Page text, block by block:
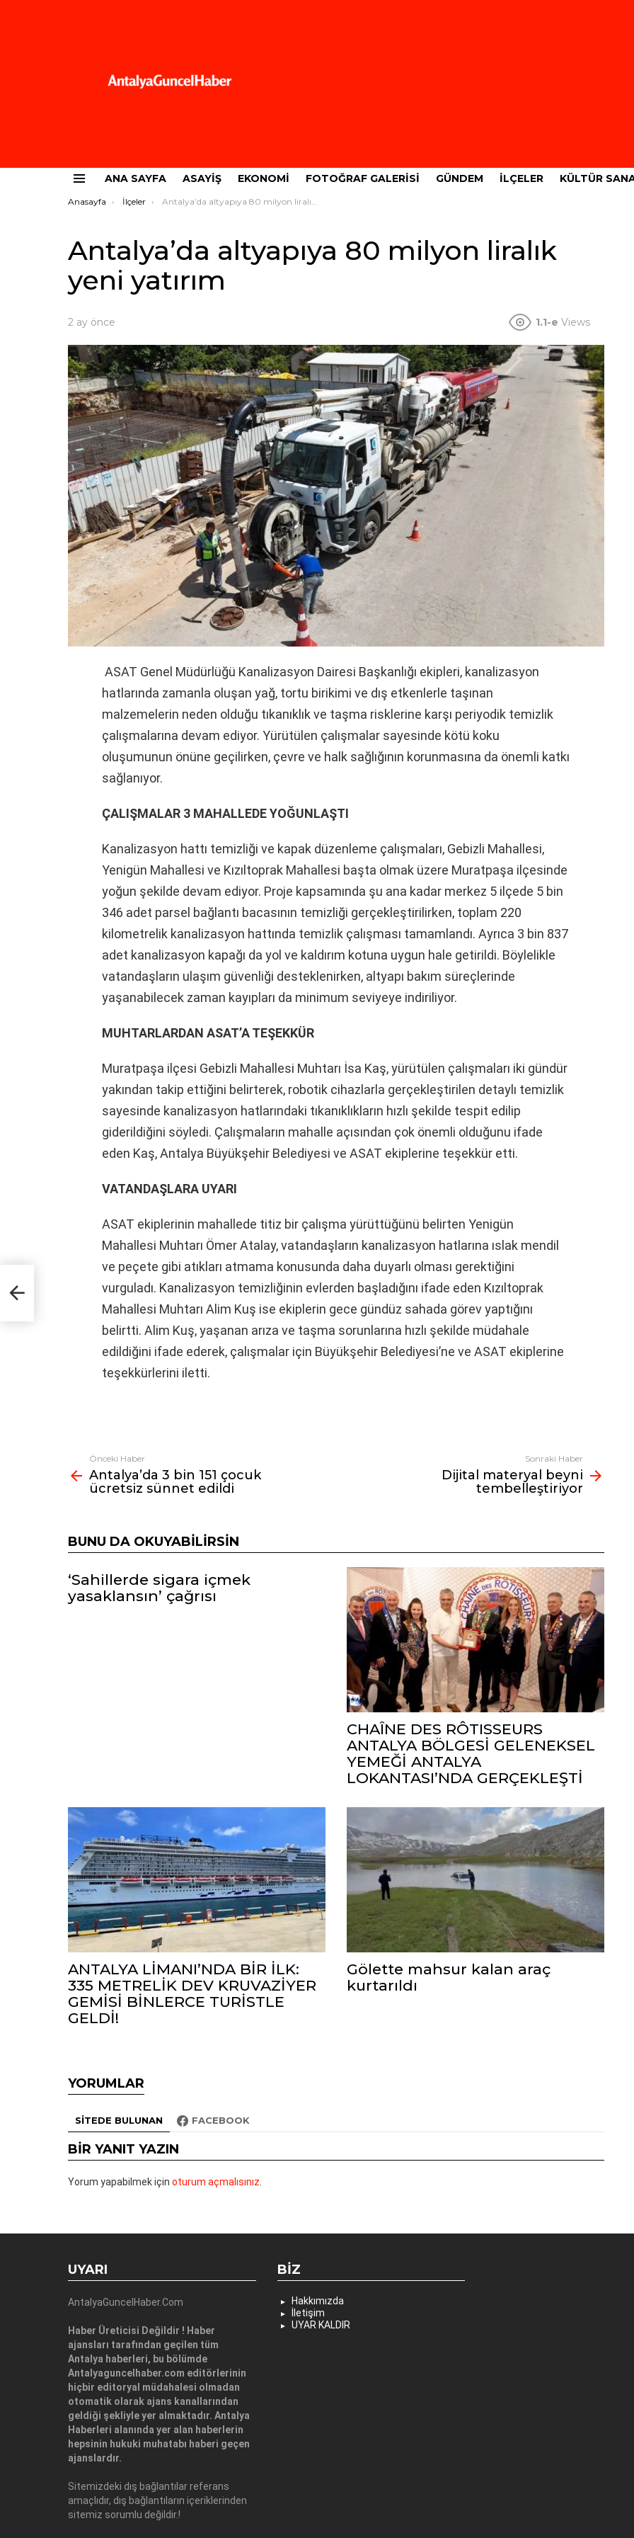
ANA SAYFA ASAYIŞ EKONOMI FOTOĞRAF GALERISI GÜNDEM İLÇELER KÜLTÜR
Buradasınız:
Anasayfa İlçeler Antalya’da altyapıya 80 milyon liralık yeni yatırım
Antalya’da altyapıya 80 milyon liralık
yeni yatırım
2 ay önce 1.1-e Views
ASAT Genel Müdürlüğü Kanalizasyon Dairesi Başkanlığı ekipleri, kanalizasyon
hatlarında zamanla oluşan yağ, tortu birikimi ve dış etkenlerle taşınan
malzemelerin neden olduğu tıkanıklık ve taşma risklerine karşı periyodik temizlik
çalışmalarına devam ediyor. Yürütülen çalışmalar sayesinde kötü koku
oluşumunun önüne geçilirken, çevre ve halk sağlığının korunmasına da önemli katkı
sağlanıyor.
ÇALIŞMALAR 3 MAHALLEDE YOĞUNLAŞTI
Kanalizasyon hattı temizliği ve kapak düzenleme çalışmaları, Gebizli Mahallesi,
Yenigün Mahallesi ve Kızıltoprak Mahallesi başta olmak üzere Muratpaşa ilçesinde
yoğun şekilde devam ediyor. Proje kapsamında şu ana kadar merkez 5 ilçede 5 bin
346 adet parsel bağlantı bacasının temizliği gerçekleştirilirken, toplam 220
kilometrelik kanalizasyon hattında temizlik çalışması tamamlandı. Ayrıca 3 bin 837
adet kanalizasyon kapağı da yol ve kaldırım kotuna uygun hale getirildi. Böylelikle
vatandaşların ulaşım güvenliği desteklenirken, altyapı bakım süreçlerinde
yaşanabilecek zaman kayıpları da minimum seviyeye indiriliyor.
MUHTARLARDAN ASAT’A TEŞEKKÜR
Muratpaşa ilçesi Gebizli Mahallesi Muhtarı İsa Kaş, yürütülen çalışmaları iki gündür
yakından takip ettiğini belirterek, robotik cihazlarla gerçekleştirilen detaylı temizlik
sayesinde kanalizasyon hatlarındaki tıkanıklıkların hızlı şekilde tespit edilip
giderildiğini söyledi. Çalışmaların mahalle açısından çok önemli olduğunu ifade
eden Kaş, Antalya Büyükşehir Belediyesi ve ASAT ekiplerine teşekkür etti.
VATANDAŞLARA UYARI
ASAT ekiplerinin mahallede titiz bir çalışma yürüttüğünü belirten Yenigün
Mahallesi Muhtarı Ömer Atalay, vatandaşların kanalizasyon hatlarına ıslak mendil
ve peçete gibi atıkları atmama konusunda daha duyarlı olması gerektiğini
vurguladı. Kanalizasyon temizliğinin evlerden başladığını ifade eden Kızıltoprak
Mahallesi Muhtarı Alim Kuş ise ekiplerin gece gündüz sahada görev yaptığını
belirtti. Alim Kuş, yaşanan arıza ve taşma sorunlarına hızlı şekilde müdahale
edildiğini ifade ederek, çalışmalar için Büyükşehir Belediyesi’ne ve ASAT ekiplerine
teşekkürlerini iletti.
Fazlasına
bak
Önceki Haber
Antalya’da 3 bin 151 çocuk
ücretsiz sünnet edildi
Sonraki Haber
Dijital materyal beyni
tembelleştiriyor
BUNU DA OKUYABILIRSIN
‘Sahillerde sigara içmek
yasaklansın’ çağrısı
CHAÎNE DES RÔTISSEURS
ANTALYA BÖLGESİ GELENEKSEL
YEMEĞİ ANTALYA
LOKANTASI’NDA GERÇEKLEŞTİ
ANTALYA LİMANI’NDA BİR İLK:
335 METRELİK DEV KRUVAZİYER
GEMİSİ BİNLERCE TURİSTLE
GELDİ!
Gölette mahsur kalan araç
kurtarıldı
YORUMLAR
SITEDE BULUNAN FACEBOOK
BIR YANIT YAZIN
Yorum yapabilmek için oturum açmalısınız
UYARI
AntalyaGuncelHaber.Com
Haber Üreticisi Değildir ! Haber
ajansları tarafından geçilen tüm
Antalya haberleri, bu bölümde
Antalyaguncelhaber.com editörlerinin
hiçbir editoryal müdahalesi olmadan
otomatik olarak ajans kanallarından
geldiği şekliyle yer almaktadır. Antalya
Haberleri alanında yer alan haberlerin
hepsinin hukuki muhatabı haberi geçen
ajanslardır.
Sitemizdeki dış bağlantılar referans
amaçlıdır, dış bağlantıların içeriklerinden
sitemiz sorumlu değildir.!
BIZ
Hakkımızda
İletişim
UYAR KALDIR